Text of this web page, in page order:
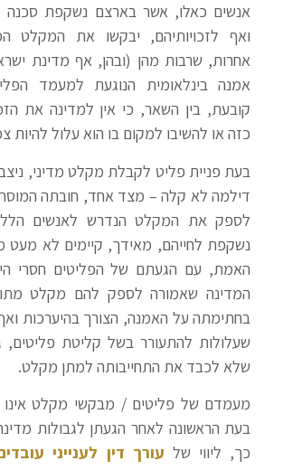
אנשים כאלו, אשר בארצם נשקפת סכנה
ואף לזכויותיהם, יבקשו את המקלט
אחרות, שרבות מהן (ובהן, אף מדינת
אמנה בינלאומית הנוגעת למעמד
קובעת, בין השאר, כי אין למדינה את
כזה או להשיבו למקום בו הוא עלול להיות
בעת פניית פליט לקבלת מקלט מדיני,
דילמה לא קלה – מצד אחד, חובתה
לספק את המקלט הנדרש לאנשים
נשקפת לחייהם, מאידך, קיימים לא מעט
האמת, עם הגעתם של הפליטים חסרי
המדינה שאמורה לספק להם מקלט
בחתימתה על האמנה, הצורך בהיערכות ואף
שעלולות להתעורר בשל קליטת פליטים,
שלא לכבד את התחייבותה למתן מקלט.
מעמדם של פליטים / מבקשי מקלט אינו
בעת הראשונה לאחר הגעתן לגבולות
כך, ליווי של עורך דין לענייני